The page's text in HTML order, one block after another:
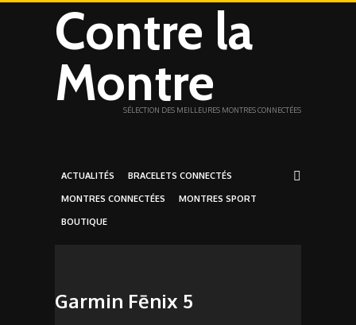
Contre la
Montre
SÉLECTION DES MEILLEURES MONTRES CONNECTÉES
ACTUALITÉS BRACELETS CONNECTÉS
MONTRES CONNECTÉES MONTRES SPORT
BOUTIQUE
Garmin Fēnix 5